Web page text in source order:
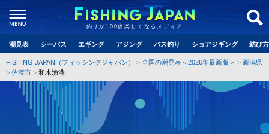
釣りが100倍楽しくなるメディア
潮見表 シーバス エギング アジング バス釣り ショアジギング 結び
FISHING JAPAN（フィッシングジャパン） 全国の潮見表＜2026年最新版＞
新潟県
佐渡市
和木漁港